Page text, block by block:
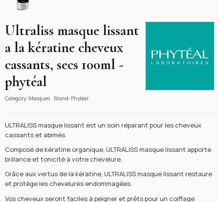
Ultraliss masque lissant
a la kératine cheveux
cassants, secs 100ml -
phytéal
Category: Masques Brand: Phytéal
ULTRALISS masque lissant est un soin réparant pour les cheveux
cassants et abimés.
Composé de kératine organique, ULTRALISS masque lissant apporte
brillance et tonicité à votre chevelure.
Grâce aux vertus de la kératine, ULTRALISS masque lissant restaure
et protège les chevelures endommagées.
Vos cheveux seront faciles à peigner et prêts pour un coiffage